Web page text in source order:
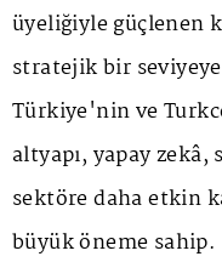
üyeliğiyle güçlenen
stratejik bir
Türkiye'nin ve
altyapı, yapay
sektöre daha etkin
büyük öneme sahip.